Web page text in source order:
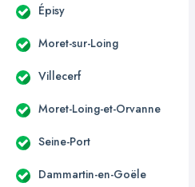
Épisy
Moret-sur-Loing
Villecerf
Moret-Loing-et-Orvanne
Seine-Port
Dammartin-en-Goële